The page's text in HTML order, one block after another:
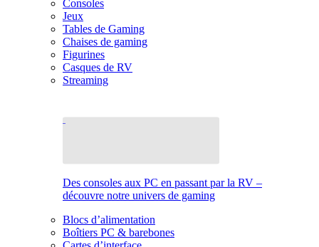
Consoles
Jeux
Tables de Gaming
Chaises de gaming
Figurines
Casques de RV
Streaming
Des consoles aux PC en passant par la RV –
découvre notre univers de gaming
Blocs d’alimentation
Boîtiers PC & barebones